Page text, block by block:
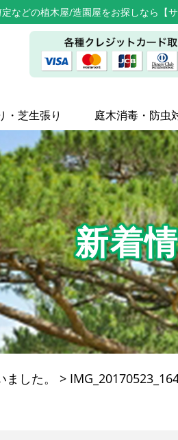
などの植木屋/造園屋をお探しなら【
・芝生張り 庭木消毒・防虫
新着
した。 >